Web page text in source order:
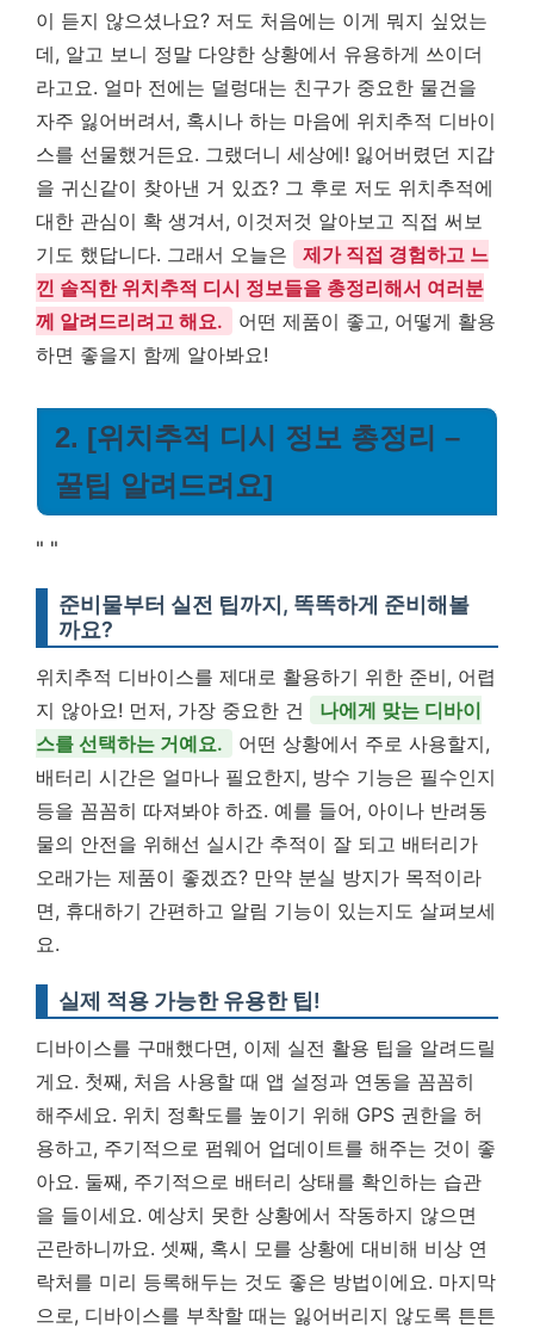
이 듣지 않으셨나요? 저도 처음에는 이게 뭐지 싶었는
데, 알고 보니 정말 다양한 상황에서 유용하게 쓰이더
라고요. 얼마 전에는 덜렁대는 친구가 중요한 물건을
자주 잃어버려서, 혹시나 하는 마음에 위치추적 디바이
스를 선물했거든요. 그랬더니 세상에! 잃어버렸던 지갑
을 귀신같이 찾아낸 거 있죠? 그 후로 저도 위치추적에
대한 관심이 확 생겨서, 이것저것 알아보고 직접 써보
기도 했답니다. 그래서 오늘은
제가 직접 경험하고 느
낀 솔직한 위치추적 디시 정보들을 총정리해서 여러분
께 알려드리려고 해요.
어떤 제품이 좋고, 어떻게 활용
하면 좋을지 함께 알아봐요!
2. [위치추적 디시 정보 총정리 –
꿀팁 알려드려요]
" "
준비물부터 실전 팁까지, 똑똑하게 준비해볼
까요?
위치추적 디바이스를 제대로 활용하기 위한 준비, 어렵
지 않아요! 먼저, 가장 중요한 건
나에게 맞는 디바이
스를 선택하는 거예요.
어떤 상황에서 주로 사용할지,
배터리 시간은 얼마나 필요한지, 방수 기능은 필수인지
등을 꼼꼼히 따져봐야 하죠. 예를 들어, 아이나 반려동
물의 안전을 위해선 실시간 추적이 잘 되고 배터리가
오래가는 제품이 좋겠죠? 만약 분실 방지가 목적이라
면, 휴대하기 간편하고 알림 기능이 있는지도 살펴보세
요.
실제 적용 가능한 유용한 팁!
디바이스를 구매했다면, 이제 실전 활용 팁을 알려드릴
게요. 첫째, 처음 사용할 때 앱 설정과 연동을 꼼꼼히
해주세요. 위치 정확도를 높이기 위해 GPS 권한을 허
용하고, 주기적으로 펌웨어 업데이트를 해주는 것이 좋
아요. 둘째, 주기적으로 배터리 상태를 확인하는 습관
을 들이세요. 예상치 못한 상황에서 작동하지 않으면
곤란하니까요. 셋째, 혹시 모를 상황에 대비해 비상 연
락처를 미리 등록해두는 것도 좋은 방법이에요. 마지막
으로, 디바이스를 부착할 때는 잃어버리지 않도록 튼튼